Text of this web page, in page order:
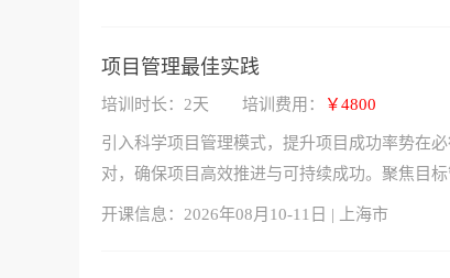
项目管理最佳实践
培训时长：2天 培训费用： ￥4800
引入科学项目管理模式，提升项目成功率势在
对，确保项目高效推进与可持续成功。聚焦目
开课信息： 2026年08月10-11日 | 上海市